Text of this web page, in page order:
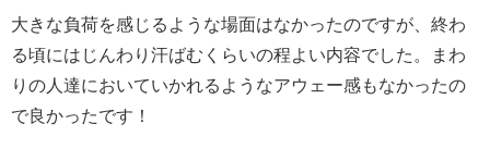
大きな負荷を感じるような場面はなかったのですが、終わ
る頃にはじんわり汗ばむくらいの程よい内容でした。まわ
りの人達においていかれるようなアウェー感もなかったの
で良かったです！